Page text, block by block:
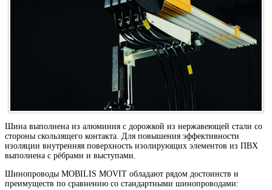
Шина выполнена из алюминия с дорожкой из нержавеющей стали со
стороны скользящего контакта. Для повышения эффективности
изоляции внутренняя поверхность изолирующих элементов из ПВХ
выполнена с рёбрами и выступами.
Шинопроводы MOBILIS MOVIT обладают рядом достоинств и
преимуществ по сравнению со стандартными шинопроводами: